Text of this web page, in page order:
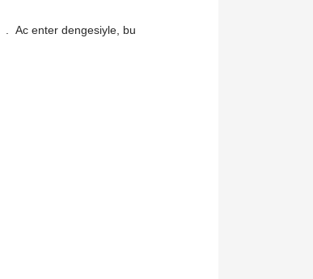
. Ac enter dengesiyle, bu